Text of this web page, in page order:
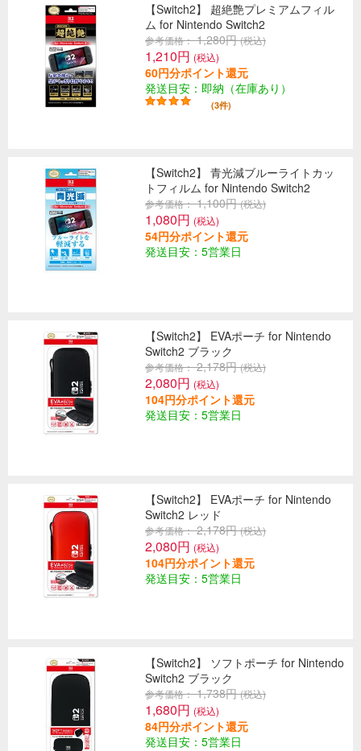
【Switch2】 超絶艶プレミアムフィル
ム for Nintendo Switch2
参考価格： 1,280円(税込)
1,210円 (税込)
60円分ポイント還元
発送目安：即納（在庫あり）
(3件)
【Switch2】 青光減ブルーライトカッ
トフィルム for Nintendo Switch2
参考価格： 1,100円(税込)
1,080円 (税込)
54円分ポイント還元
発送目安：5営業日
【Switch2】 EVAポーチ for Nintendo
Switch2 ブラック
参考価格： 2,178円(税込)
2,080円 (税込)
104円分ポイント還元
発送目安：5営業日
【Switch2】 EVAポーチ for Nintendo
Switch2 レッド
参考価格： 2,178円(税込)
2,080円 (税込)
104円分ポイント還元
発送目安：5営業日
【Switch2】 ソフトポーチ for Nintendo
Switch2 ブラック
参考価格： 1,738円(税込)
1,680円 (税込)
84円分ポイント還元
発送目安：5営業日